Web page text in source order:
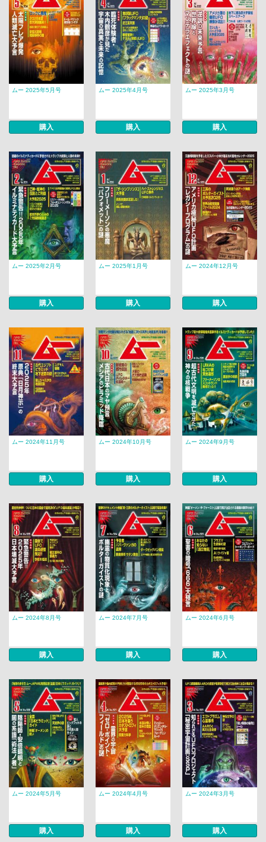
ムー 2025年5月号
購入
ムー 2025年4月号
購入
ムー 2025年3月号
購入
ムー 2025年2月号
購入
ムー 2025年1月号
購入
ムー 2024年12月号
購入
ムー 2024年11月号
購入
ムー 2024年10月号
購入
ムー 2024年9月号
購入
ムー 2024年8月号
購入
ムー 2024年7月号
購入
ムー 2024年6月号
購入
ムー 2024年5月号
購入
ムー 2024年4月号
購入
ムー 2024年3月号
購入